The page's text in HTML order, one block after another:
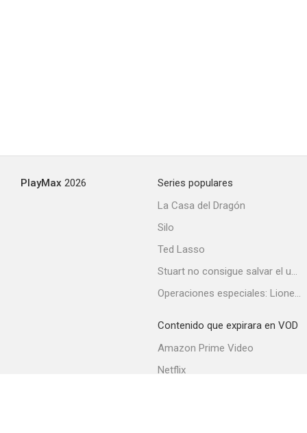
PlayMax 2026
Series populares
La Casa del Dragón
Silo
Ted Lasso
Stuart no consigue salvar el universo
Operaciones especiales: Lioness
Contenido que expirara en VOD
Amazon Prime Video
Netflix